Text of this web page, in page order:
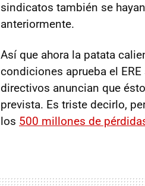
sindicatos también se
anteriormente.
Así que ahora la patata
condiciones aprueba el
directivos anuncian que
prevista. Es triste decirlo,
los 500 millones de